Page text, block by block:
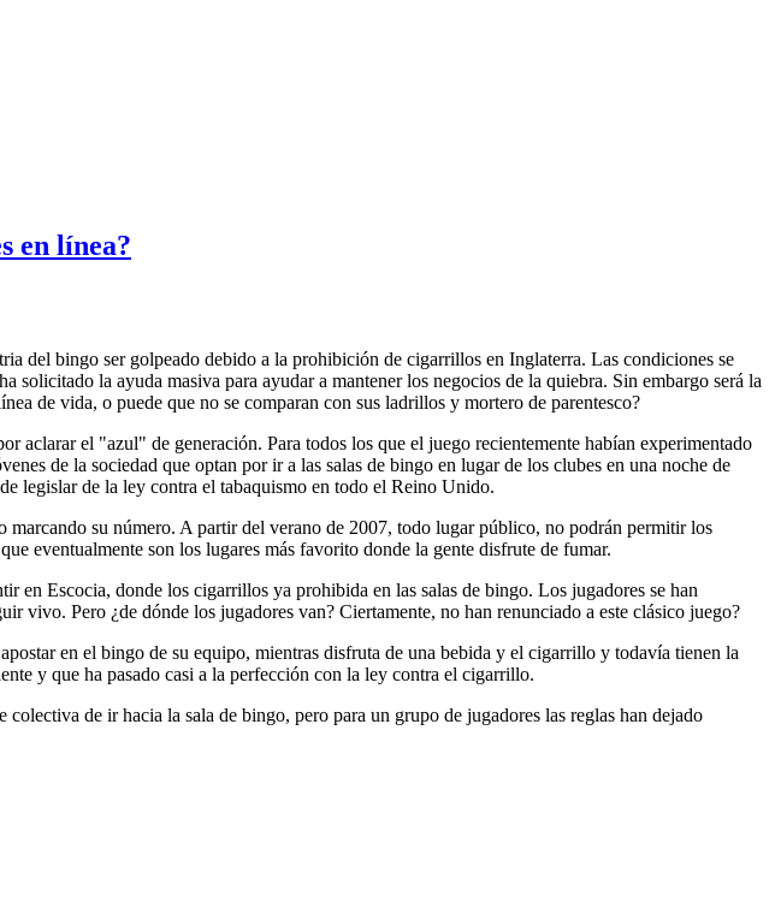
en línea?
del bingo ser golpeado debido a la prohibición de cigarrillos en Inglaterra. Las condiciones se
solicitado la ayuda masiva para ayudar a mantener los negocios de la quiebra. Sin embargo será la
de vida, o puede que no se comparan con sus ladrillos y mortero de parentesco?
aclarar el "azul" de generación. Para todos los que el juego recientemente habían experimentado
de la sociedad que optan por ir a las salas de bingo en lugar de los clubes en una noche de
legislar de la ley contra el tabaquismo en todo el Reino Unido.
su número. A partir del verano de 2007, todo lugar público, no podrán permitir los
eventualmente son los lugares más favorito donde la gente disfrute de fumar.
en Escocia, donde los cigarrillos ya prohibida en las salas de bingo. Los jugadores se han
vivo. Pero ¿de dónde los jugadores van? Ciertamente, no han renunciado a este clásico juego?
en el bingo de su equipo, mientras disfruta de una bebida y el cigarrillo y todavía tienen la
y que ha pasado casi a la perfección con la ley contra el cigarrillo.
de ir hacia la sala de bingo, pero para un grupo de jugadores las reglas han dejado